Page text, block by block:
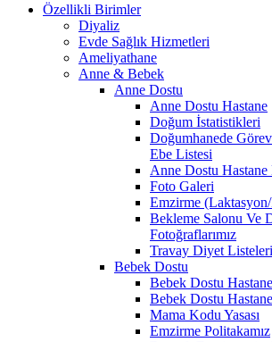
Özellikli Birimler
Diyaliz
Evde Sağlık Hizmetleri
Ameliyathane
Anne & Bebek
Anne Dostu
Anne Dostu Hastane
Doğum İstatistikleri
Doğumhanede
Ebe Listesi
Anne Dostu
Foto Galeri
Emzirme
Bekleme Salonu Ve
Fotoğraflarımız
Travay Diyet Listeleri
Bebek Dostu
Bebek Dostu
Bebek Dostu
Mama Kodu Yasası
Emzirme Politakamız